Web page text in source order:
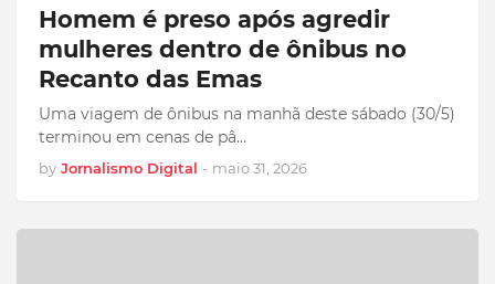
Homem é preso após agredir
mulheres dentro de ônibus no
Recanto das Emas
Uma viagem de ônibus na manhã deste sábado (30/5)
terminou em cenas de pâ…
by Jornalismo Digital - maio 31, 2026